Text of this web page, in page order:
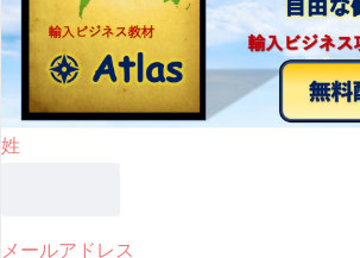
姓
メールアドレス